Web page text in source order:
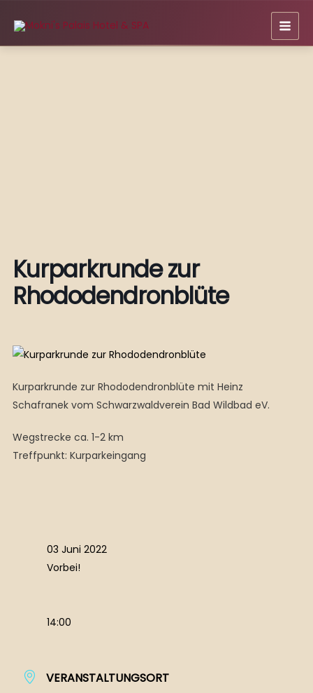
Inhalt
springen
Kurparkrunde zur
Rhododendronblüte
Kurparkrunde zur Rhododendronblüte mit Heinz
Schafranek vom Schwarzwaldverein Bad Wildbad eV.
Wegstrecke ca. 1-2 km
Treffpunkt: Kurparkeingang
03 Juni 2022
Vorbei!
14:00
VERANSTALTUNGSORT